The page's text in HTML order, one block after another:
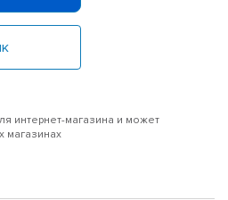
интернет-магазина и может
магазинах